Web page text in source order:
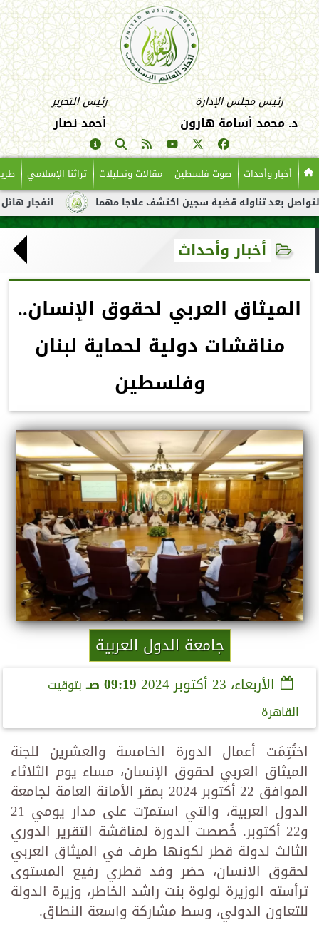
رئيس مجلس الإدارة
د. محمد أسامة هارون
رئيس التحرير
أحمد نصار
أخبار وأحداث صوت فلسطين مقالات وتحليلات تراثنا الإسلامي
انفجار هائل لناقلة نفط تناوله قضية سجين اكتشف علاجا مهما
أخبار وأحداث
الميثاق العربي لحقوق الإنسان..
مناقشات دولية لحماية لبنان
وفلسطين
جامعة الدول العربية
الأربعاء، 23 أكتوبر 2024 09:19 صـ
بتوقيت
القاهرة
اختُتِمَت أعمال الدورة الخامسة والعشرين للجنة
الميثاق العربي لحقوق الإنسان، مساء يوم الثلاثاء
الموافق 22 أكتوبر 2024 بمقر الأمانة العامة لجامعة
الدول العربية، والتي استمرّت على مدار يومي 21
و22 أكتوبر. خُصصت الدورة لمناقشة التقرير الدوري
الثالث لدولة قطر لكونها طرف في الميثاق العربي
لحقوق الانسان، حضر وفد قطري رفيع المستوى
ترأسته الوزيرة لولوة بنت راشد الخاطر، وزيرة الدولة
للتعاون الدولي، وسط مشاركة واسعة النطاق.